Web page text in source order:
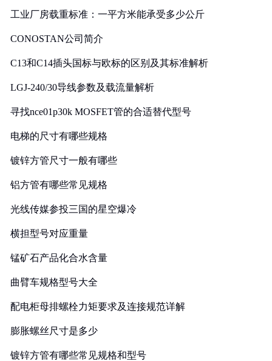
工业厂房载重标准：一平方米能承受多少公斤
CONOSTAN公司简介
C13和C14插头国标与欧标的区别及其标准解析
LGJ-240/30导线参数及载流量解析
寻找nce01p30k MOSFET管的合适替代型号
电梯的尺寸有哪些规格
镀锌方管尺寸一般有哪些
铝方管有哪些常见规格
光线传媒参投三国的星空爆冷
横担型号对应重量
锰矿石产品化合水含量
曲臂车规格型号大全
配电柜母排螺栓力矩要求及连接规范详解
膨胀螺丝尺寸是多少
镀锌方管有哪些常见规格和型号